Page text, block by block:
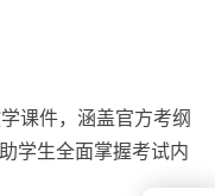
课件，涵盖官方考纲
学生全面掌握考试内